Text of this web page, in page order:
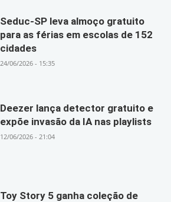
Seduc-SP leva almoço gratuito
para as férias em escolas de 152
cidades
24/06/2026 - 15:35
Deezer lança detector gratuito e
expõe invasão da IA nas playlists
12/06/2026 - 21:04
Toy Story 5 ganha coleção de